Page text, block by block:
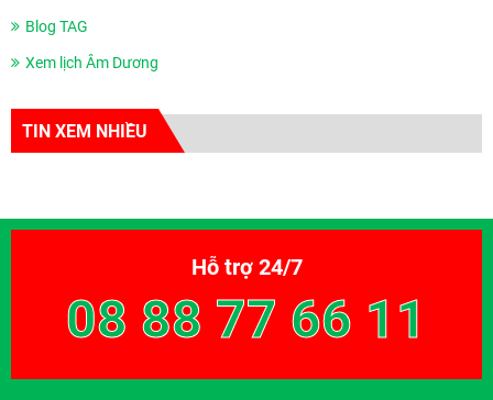
Blog TAG
Xem lịch Âm Dương
TIN XEM NHIỀU
Hỗ trợ 24/7
08 88 77 66 11